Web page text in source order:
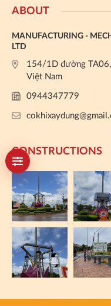
ABOUT
MANUFACTURING -
LTD
154/1D đường
Việt Nam
0944347779
CONSTRUCTIONS